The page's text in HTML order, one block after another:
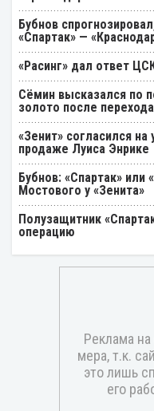
Бубнов
«Спартак» —
«Расинг» дал ответ
Cёмин высказался по
золото после
«Зенит» согласился
продаже Луиса Энрике
Бубнов: «Спартак» или
Мостового у «Зенита»
Полузащитник
операцию